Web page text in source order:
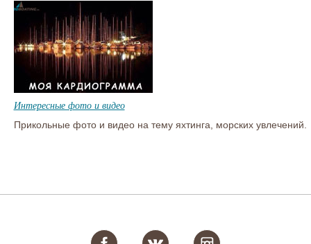
Интересные фото и видео
Прикольные фото и видео на тему яхтинга, морских увлечений.